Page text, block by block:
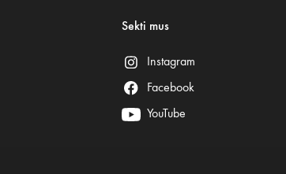
Sekti mus
Instagram
Facebook
YouTube